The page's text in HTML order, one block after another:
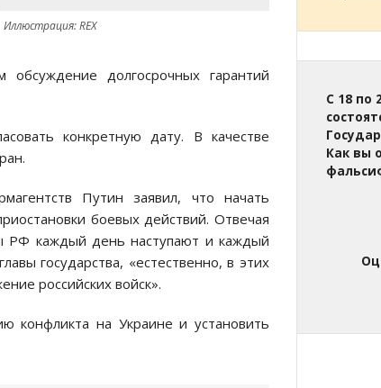
Иллюстрация: REX
долгосрочных гарантий
конкретную дату. В качестве
Путин заявил, что начать
боевых действий. Отвечая
РФ каждый день наступают и каждый
государства, «естественно, в этих
российских войск».
конфликта на Украине и установить
С 18 по
Как вы